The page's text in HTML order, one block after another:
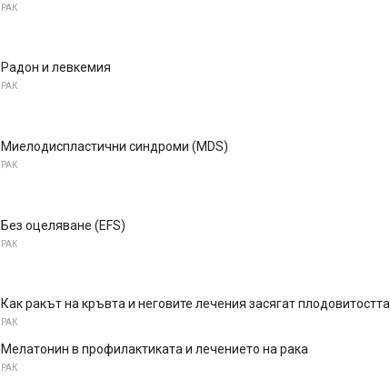
РАК
Радон и левкемия
РАК
Миелодиспластични синдроми (MDS)
РАК
Без оцеляване (EFS)
РАК
Как ракът на кръвта и неговите лечения засягат плодовитостта
РАК
Мелатонин в профилактиката и лечението на рака
РАК